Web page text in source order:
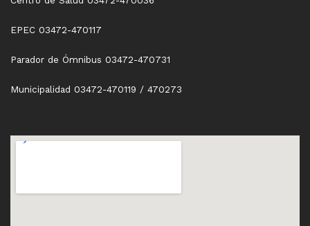
EPEC 03472-470117
Parador de Ómnibus 03472-470731
Municipalidad 03472-470119 / 470273